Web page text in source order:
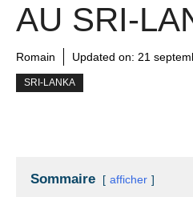
AU SRI-
Romain Updated on: 21
SRI-LANKA
Sommaire afficher